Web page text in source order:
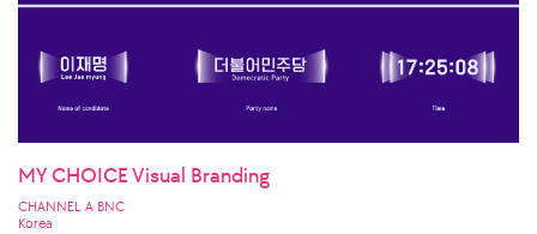
MY CHOICE Visual Branding
CHANNEL A BNC
Korea